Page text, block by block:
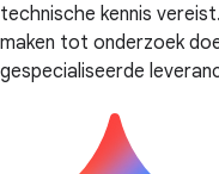
technische kennis
maken tot onderzoek
gespecialiseerde